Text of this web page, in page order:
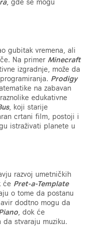
, gde se mogu
gubitak vremena, ali
Na primer Minecraft
izgradnje, može da
Prodigy
na zabavan
edukativne
, koji starije
crtani film, postoji i
istraživati planete u
razvoj umetničkih
će Pret-a-Template
o tome da postanu
dodtno mogu da
, dok će
stvaraju muziku.